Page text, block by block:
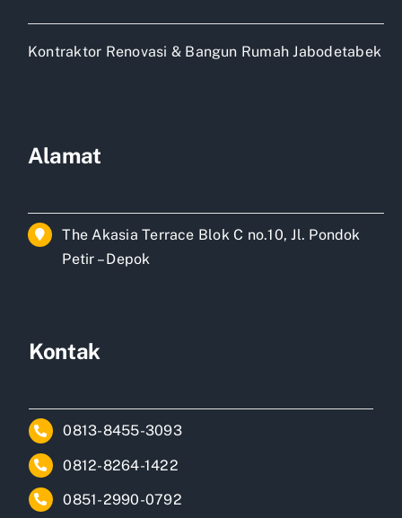
Kontraktor Renovasi & Bangun Rumah Jabodetabek
Alamat
The Akasia Terrace Blok C no.10, Jl. Pondok
Petir – Depok
Kontak
0813-8455-3093
0812-8264-1422
0851-2990-0792